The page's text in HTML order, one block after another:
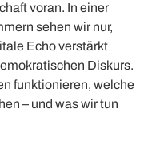
voran. In einer
sehen wir nur,
Echo verstärkt
Diskurs.
funktionieren, welche
– und was wir tun